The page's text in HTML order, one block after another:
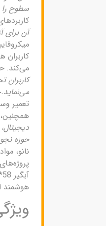
سطوح
آن برای
می‌کند.
کاربران
می‌نماید.
حوزه
نانو،
هوشمند